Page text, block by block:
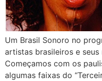
Um Brasil Sonoro no
artistas brasileiros e
Começamos com os
algumas faixas do